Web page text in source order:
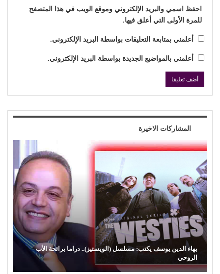
احفظ اسمي والبريد الإلكتروني وموقع الويب في هذا المتصفح
للمرة الأولى التي أعلق فيها.
أعلمني بمتابعة التعليقات بواسطة البريد الإلكتروني.
أعلمني بالمواضيع الجديدة بواسطة البريد الإلكتروني.
المشاركات الاخيرة
كمال زغلول يكتب: البنية الثقافية والإبداع الشعبي (29).. (السيرة
الهلالية) وآفة…